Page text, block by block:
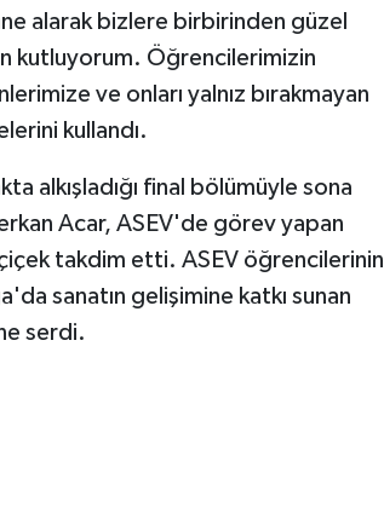
alarak bizlere birbirinden güzel
kutluyorum. Öğrencilerimizin
ve onları yalnız bırakmayan
kullandı.
alkışladığı final bölümüyle sona
Acar, ASEV'de görev yapan
takdim etti. ASEV öğrencilerinin
sanatın gelişimine katkı sunan
serdi.